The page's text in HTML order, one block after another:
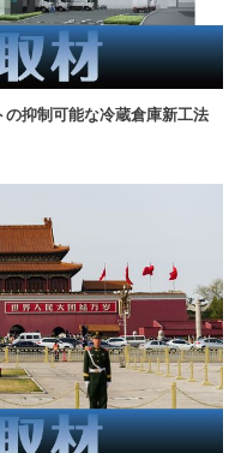
の抑制可能な冷蔵倉庫新工法